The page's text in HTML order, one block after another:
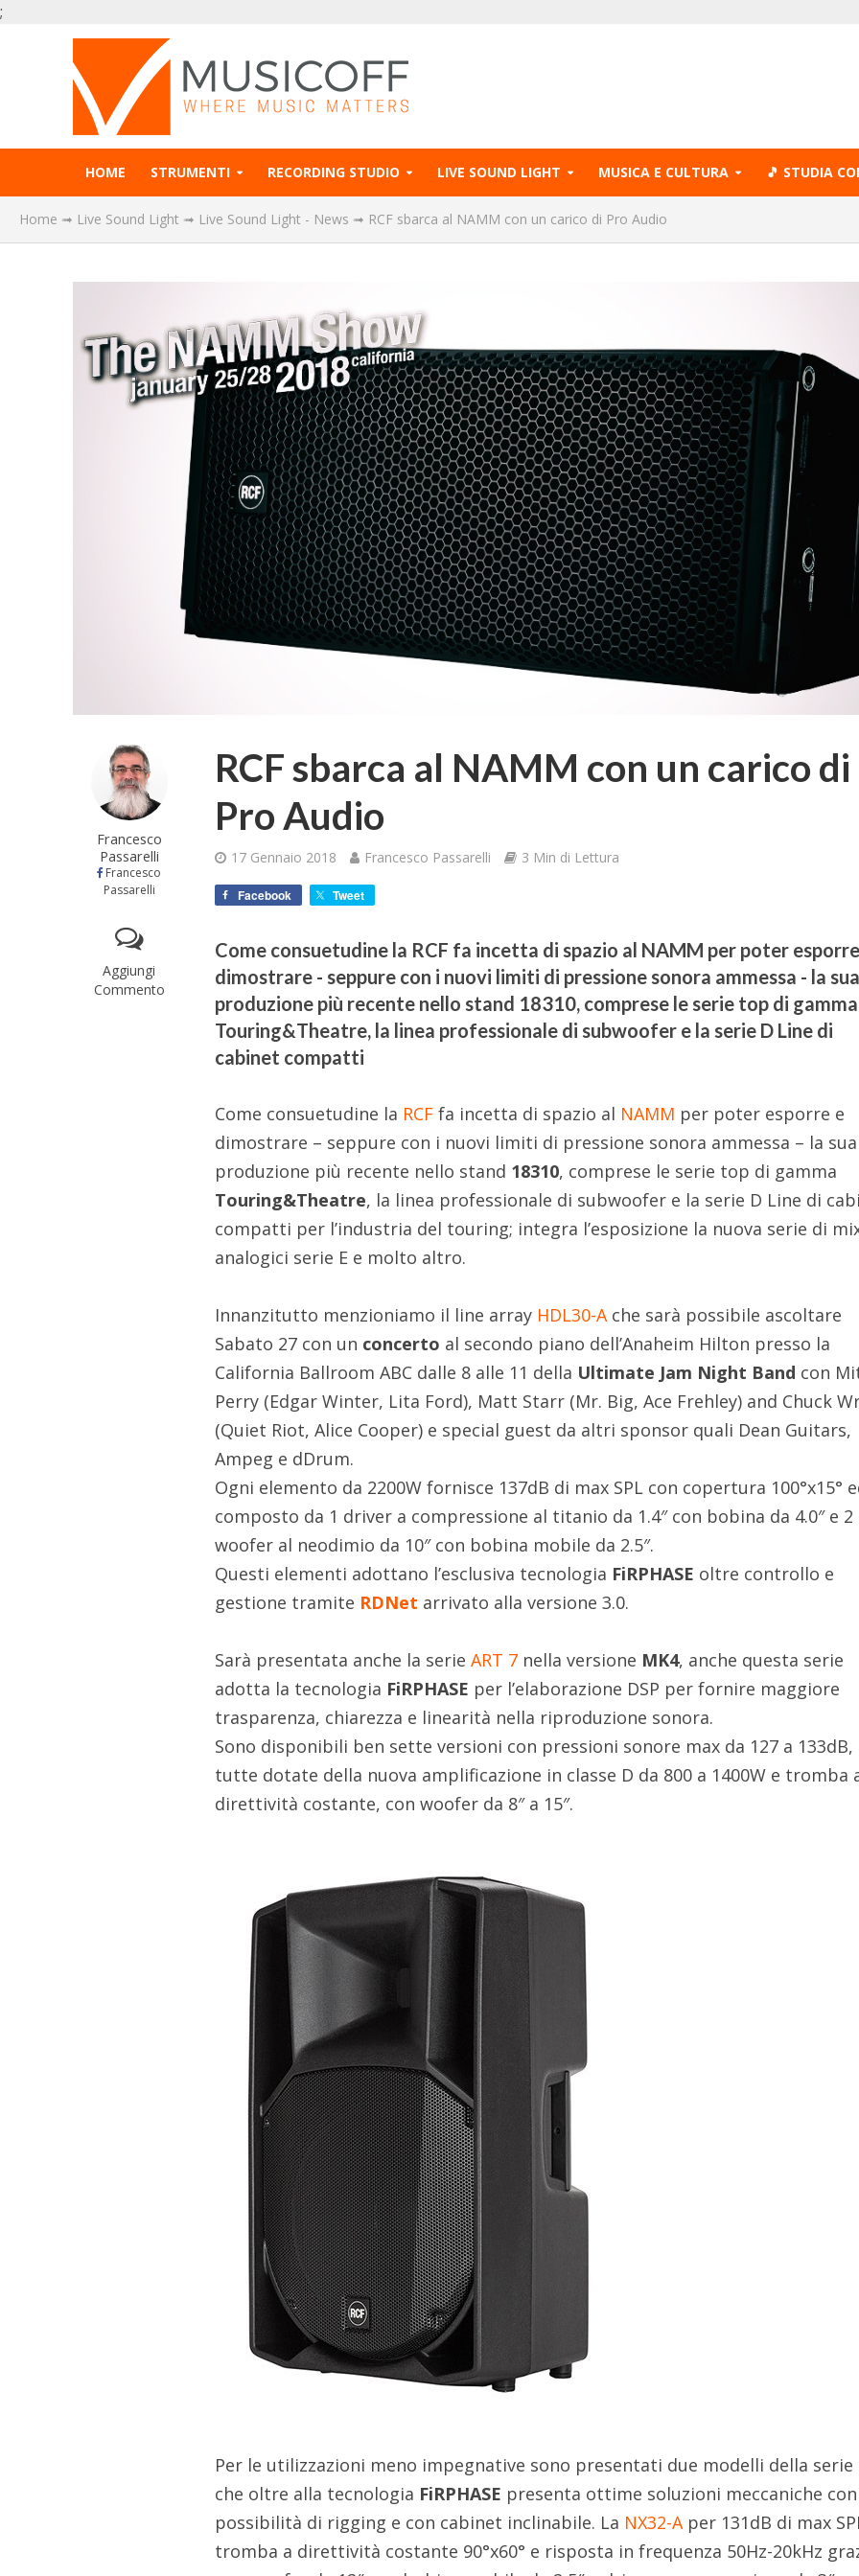
;
HOME STRUMENTI RECORDING STUDIO LIVE SOUND LIGHT MUSICA E CULTURA 🎵 STUDIA
Home ➟ Live Sound Light ➟ Live Sound Light - News ➟ RCF sbarca al NAMM con un carico di Pro Audio
Francesco
Passarelli
Francesco
Passarelli
Aggiungi
Commento
RCF sbarca al NAMM con un carico di
Pro Audio
17 Gennaio 2018 Francesco Passarelli 3 Min di Lettura
Facebook Tweet
Come consuetudine la RCF fa incetta di spazio al NAMM per poter
dimostrare - seppure con i nuovi limiti di pressione sonora ammessa - la sua
produzione più recente nello stand 18310, comprese le serie top di gamma
Touring&Theatre, la linea professionale di subwoofer e la serie D Line di
cabinet compatti
Come consuetudine la RCF fa incetta di spazio al NAMM per poter esporre e
dimostrare – seppure con i nuovi limiti di pressione sonora ammessa – la sua
produzione più recente nello stand 18310, comprese le serie top di gamma
Touring&Theatre, la linea professionale di subwoofer e la serie D Line di
compatti per l’industria del touring; integra l’esposizione la nuova serie di
analogici serie E e molto altro.
Innanzitutto menzioniamo il line array HDL30-Ache sarà possibile ascoltare
Sabato 27 con un concerto al secondo piano dell’Anaheim Hilton presso la
California Ballroom ABC dalle 8 alle 11 della Ultimate Jam Night Band con
Perry (Edgar Winter, Lita Ford), Matt Starr (Mr. Big, Ace Frehley) and Chuck
(Quiet Riot, Alice Cooper) e special guest da altri sponsor quali Dean Guitars,
Ampeg e dDrum.
Ogni elemento da 2200W fornisce 137dB di max SPL con copertura 100°x15°
composto da 1 driver a compressione al titanio da 1.4″ con bobina da 4.0″ e 2
woofer al neodimio da 10″ con bobina mobile da 2.5″.
Questi elementi adottano l’esclusiva tecnologia FiRPHASE oltre controllo e
gestione tramite RDNet arrivato alla versione 3.0.
Sarà presentata anche la serieART 7 nella versione MK4, anche questa serie
adotta la tecnologia FiRPHASE per l’elaborazione DSP per fornire maggiore
trasparenza, chiarezza e linearità nella riproduzione sonora.
Sono disponibili ben sette versioni con pressioni sonore max da 127 a 133dB,
tutte dotate della nuova amplificazione in classe D da 800 a 1400W e tromba
direttività costante, con woofer da 8″ a 15″.
Per le utilizzazioni meno impegnative sono presentati due modelli della serie
che oltre alla tecnologia FiRPHASE presenta ottime soluzioni meccaniche con
possibilità di rigging e con cabinet inclinabile. La NX32-Aper 131dB di max
tromba a direttività costante 90°x60° e risposta in frequenza 50Hz-20kHz